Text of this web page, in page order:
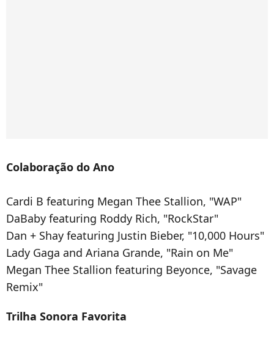
Colaboração do Ano
Cardi B featuring Megan Thee Stallion, "WAP"
DaBaby featuring Roddy Rich, "RockStar"
Dan + Shay featuring Justin Bieber, "10,000 Hours"
Lady Gaga and Ariana Grande, "Rain on Me"
Megan Thee Stallion featuring Beyonce, "Savage
Remix"
Trilha Sonora Favorita